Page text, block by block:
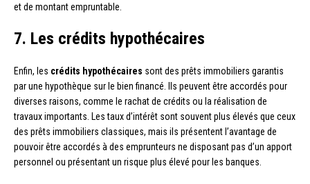
et de montant empruntable.
7. Les crédits hypothécaires
Enfin, les crédits hypothécaires sont des prêts immobiliers garantis
par une hypothèque sur le bien financé. Ils peuvent être accordés pour
diverses raisons, comme le rachat de crédits ou la réalisation de
travaux importants. Les taux d’intérêt sont souvent plus élevés que ceux
des prêts immobiliers classiques, mais ils présentent l’avantage de
pouvoir être accordés à des emprunteurs ne disposant pas d’un apport
personnel ou présentant un risque plus élevé pour les banques.